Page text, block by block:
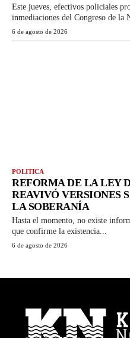
Este jueves, efectivos policiales
inmediaciones del Congreso de la
6 de agosto de 2026
POLITICA
REFORMA DE LA LEY
REAVIVÓ VERSIONES
LA SOBERANÍA
Hasta el momento, no existe
que confirme la existencia...
6 de agosto de 2026